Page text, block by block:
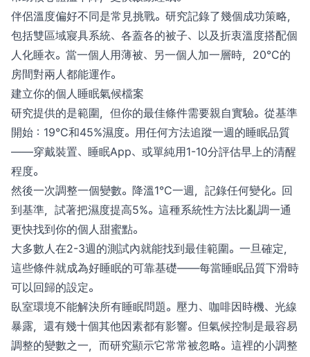
伴侶溫度偏好不同是常見挑戰。研究記錄了幾個成功策略，
包括雙區域寢具系統、各蓋各的被子、以及折衷溫度搭配個
人化睡衣。當一個人用薄被、另一個人加一層時，20°C的
房間對兩人都能運作。
建立你的個人睡眠氣候檔案
研究提供的是範圍，但你的最佳條件需要親自實驗。從基準
開始：19°C和45%濕度。用任何方法追蹤一週的睡眠品質
——穿戴裝置、睡眠App、或單純用1-10分評估早上的清醒
程度。
然後一次調整一個變數。降溫1°C一週，記錄任何變化。回
到基準，試著把濕度提高5%。這種系統性方法比亂調一通
更快找到你的個人甜蜜點。
大多數人在2-3週的測試內就能找到最佳範圍。一旦確定，
這些條件就成為好睡眠的可靠基礎——每當睡眠品質下滑時
可以回歸的設定。
臥室環境不能解決所有睡眠問題。壓力、咖啡因時機、光線
暴露，還有幾十個其他因素都有影響。但氣候控制是最容易
調整的變數之一，而研究顯示它常常被忽略。這裡的小調整